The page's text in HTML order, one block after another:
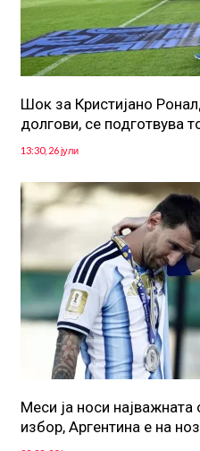
Шок за Кристијано
долгови, се подготвува
13:30, 26 јули
Меси ја носи
избор, Аргентина е на